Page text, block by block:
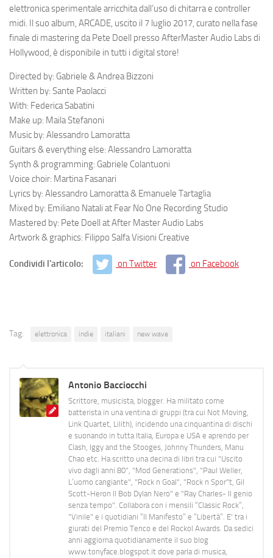
elettronica sperimentale arricchita dall’uso di chitarra e controller
midi. Il suo album, ARCADE, uscito il 7 luglio 2017, curato nella fase
finale di mastering da Pete Doell presso AfterMaster Audio Labs di
Hollywood, è disponibile in tutti i digital store!
Directed by: Gabriele & Andrea Bizzoni
Written by: Sante Paolacci
With: Federica Sabatini
Make up: Maila Stefanoni
Music by: Alessandro Lamoratta
Guitars & everything else: Alessandro Lamoratta
Synth & programming: Gabriele Colantuoni
Voice choir: Martina Fasanari
Lyrics by: Alessandro Lamoratta & Emanuele Tartaglia
Mixed by: Emiliano Natali at Fear No One Recording Studio
Mastered by: Pete Doell at After Master Audio Labs
Artwork & graphics: Filippo Salfa Visioni Creative
Condividi l'articolo: on Twitter on Facebook
Tag: elettronica indie italiani new wave
Antonio Bacciocchi
Scrittore, musicista, blogger. Ha militato come
batterista in una ventina di gruppi (tra cui Not Moving,
Link Quartet, Lilith), incidendo una cinquantina di dischi
e suonando in tutta Italia, Europa e USA e aprendo per
Clash, Iggy and the Stooges, Johnny Thunders, Manu
Chao etc. Ha scritto una decina di libri tra cui "Uscito
vivo dagli anni 80", "Mod Generations", "Paul Weller,
L’uomo cangiante", "Rock n Goal", "Rock n Spor"t, Gil
Scott-Heron Il Bob Dylan Nero" e "Ray Charles- Il genio
senza tempo". Collabora con i mensili “Classic Rock”,
"Vinile" e i quotidiani “Il Manifesto” e “Libertà”. E' tra i
giurati del Premio Tenco e del Rockol Awards. Da sedici
anni aggiorna quotidianamente il suo blog
www.tonyface.blogspot.it dove parla di musica,